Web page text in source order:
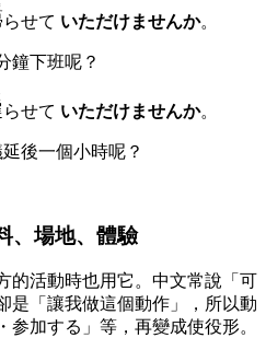
らせて いただけませんか。
鐘下班呢？
らせて いただけませんか。
後一個小時呢？
、場地、體驗
的活動時也用它。中文常說「可
是「讓我做這個動作」，所以動
加する」等，再變成使役形。